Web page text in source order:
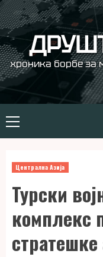
Skip
to
content
хроника борбе за
Primary
Menu
Централна Азија
Турски
комплекс
стратешке